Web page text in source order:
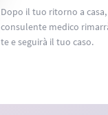
Dopo il tuo ritorno a
consulente medico
te e seguirà il tuo caso.